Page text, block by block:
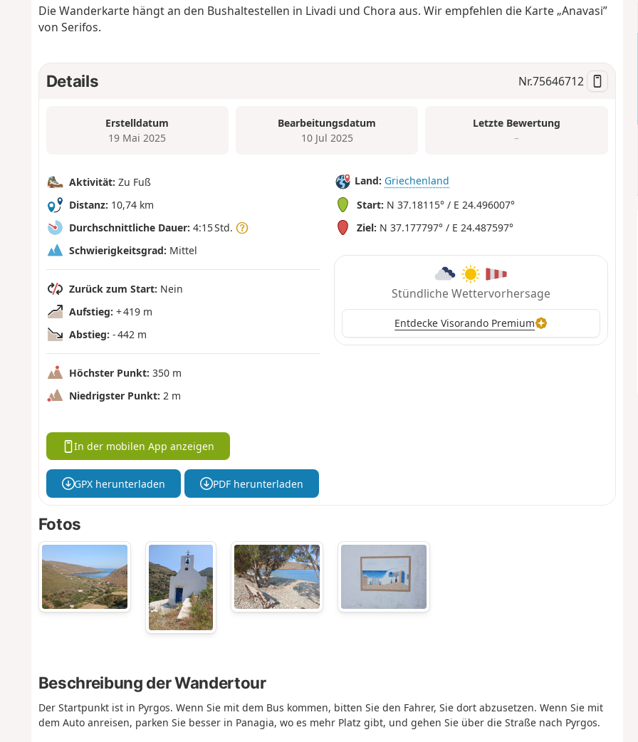
Die Wanderkarte hängt an den Bushaltestellen in Livadi und Chora aus. Wir empfehlen die Karte „Anavasi”
von Serifos.
Details Nr.75646712
Erstelldatum
19 Mai 2025
Bearbeitungsdatum
10 Jul 2025
Letzte Bewertung
–
Aktivität: Zu Fuß
Distanz: 10,74 km
Durchschnittliche Dauer: 4:15 Std.
Schwierigkeitsgrad: Mittel
Zurück zum Start: Nein
Aufstieg: + 419 m
Abstieg: - 442 m
Höchster Punkt: 350 m
Niedrigster Punkt: 2 m
Land: Griechenland
Start: N 37.18115° / E 24.496007°
Ziel: N 37.177797° / E 24.487597°
Stündliche Wettervorhersage
Entdecke Visorando Premium
In der mobilen App anzeigen
GPX herunterladen PDF herunterladen
Fotos
Beschreibung der Wandertour
Der Startpunkt ist in Pyrgos. Wenn Sie mit dem Bus kommen, bitten Sie den Fahrer, Sie dort abzusetzen. Wenn Sie mit
dem Auto anreisen, parken Sie besser in Panagia, wo es mehr Platz gibt, und gehen Sie über die Straße nach Pyrgos.